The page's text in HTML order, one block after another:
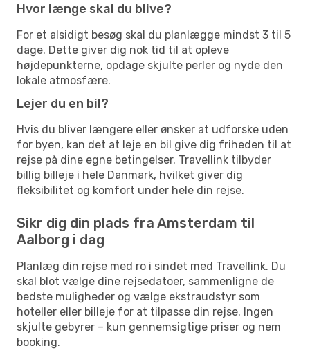
Hvor længe skal du blive?
For et alsidigt besøg skal du planlægge mindst 3 til 5
dage. Dette giver dig nok tid til at opleve
højdepunkterne, opdage skjulte perler og nyde den
lokale atmosfære.
Lejer du en bil?
Hvis du bliver længere eller ønsker at udforske uden
for byen, kan det at leje en bil give dig friheden til at
rejse på dine egne betingelser. Travellink tilbyder
billig billeje i hele Danmark, hvilket giver dig
fleksibilitet og komfort under hele din rejse.
Sikr dig din plads fra Amsterdam til
Aalborg i dag
Planlæg din rejse med ro i sindet med Travellink. Du
skal blot vælge dine rejsedatoer, sammenligne de
bedste muligheder og vælge ekstraudstyr som
hoteller eller billeje for at tilpasse din rejse. Ingen
skjulte gebyrer – kun gennemsigtige priser og nem
booking.